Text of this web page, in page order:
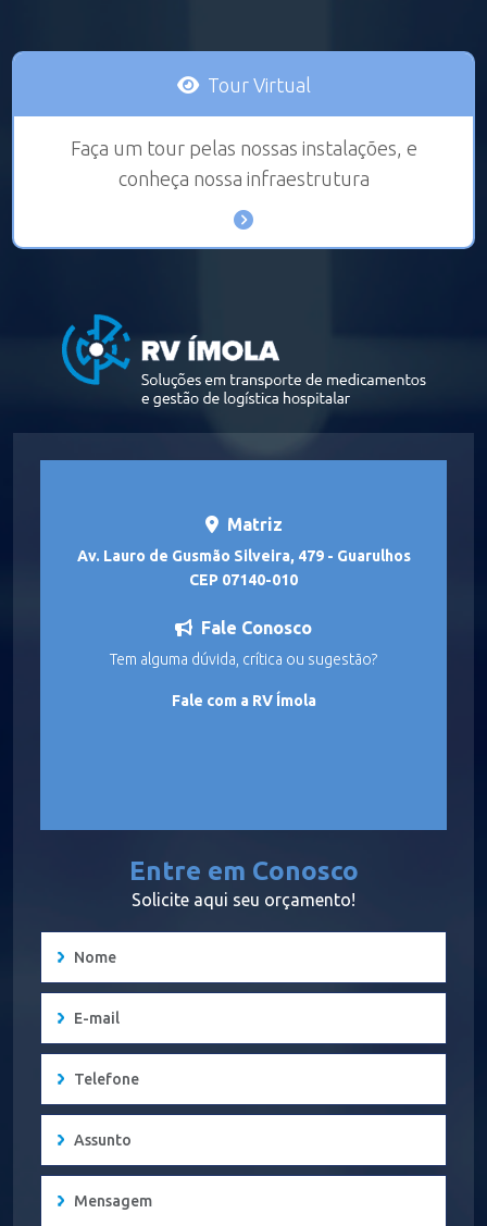
Tour Virtual
Faça um tour pelas nossas instalações, e
conheça nossa infraestrutura
Matriz
Av. Lauro de Gusmão Silveira, 479 - Guarulhos
CEP 07140-010
Fale Conosco
Tem alguma dúvida, crítica ou sugestão?
Fale com a RV Ímola
Entre em Conosco
Solicite aqui seu orçamento!